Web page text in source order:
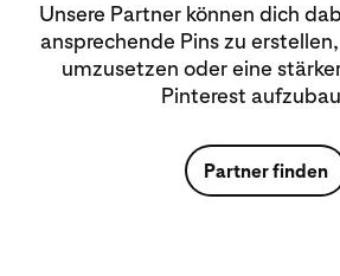
Unsere Partner können dich
ansprechende Pins zu
umzusetzen oder eine
Pinterest
Partner finden